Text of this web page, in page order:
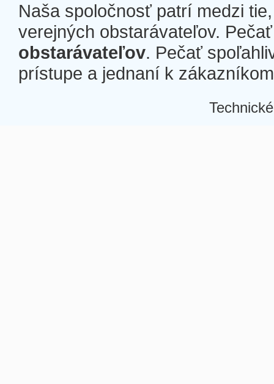
Naša spoločnosť patrí medzi
verejných obstarávateľov.
obstarávateľov. Pečať
prístupe a jednaní k